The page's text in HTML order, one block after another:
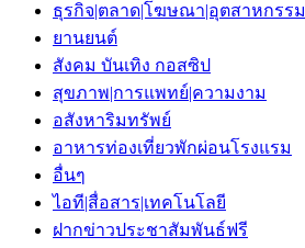
ธุรกิจ|ตลาด|โฆษณา|อุตสาหกรรม
ยานยนต์
สังคม บันเทิง กอสซิป
สุขภาพ|การแพทย์|ความงาม
อสังหาริมทรัพย์
อาหารท่องเที่ยวพักผ่อนโรงแรม
อื่นๆ
ไอที|สื่อสาร|เทคโนโลยี
ฝากข่าวประชาสัมพันธ์ฟรี